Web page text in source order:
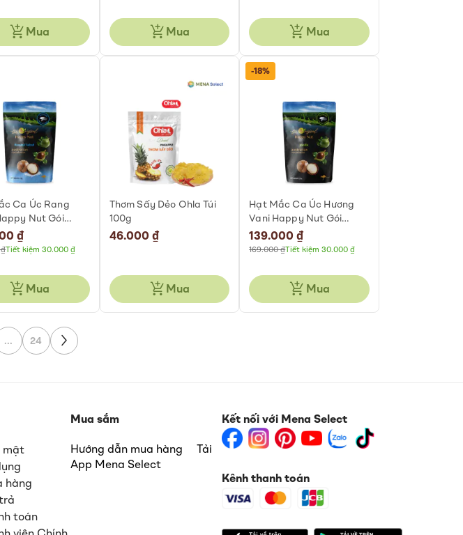
Mua Mua Mua
Ca Úc Rang
Nut Gói
₫
Tiết kiệm 30.000 ₫
Mua
Thơm Sấy Dẻo Ohla Túi
100g
46.000 ₫
Mua
-18%
Hạt Mắc Ca Úc Hương
Vani Happy Nut Gói
225gr
Special
Price
139.000 ₫
169.000 ₫Tiết kiệm 30.000 ₫
Mua
... Page
24 Page
Next
mật
hàng
toán
Mua sắm
Hướng dẫn mua hàng Tải
App Mena Select
Kết nối với Mena Select
Kênh thanh toán